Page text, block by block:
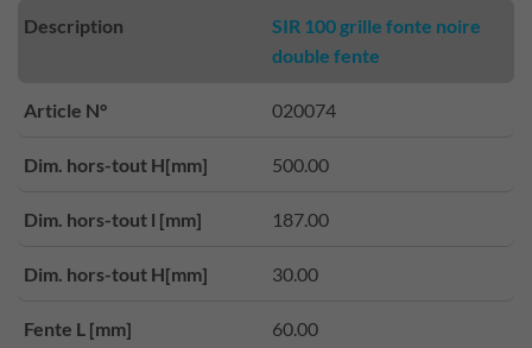
Description
SIR 100 grille fonte noire
double fente
Article N° 020074
Dim. hors-tout H[mm] 500.00
Dim. hors-tout l [mm] 187.00
Dim. hors-tout H[mm] 30.00
Fente L [mm] 60.00